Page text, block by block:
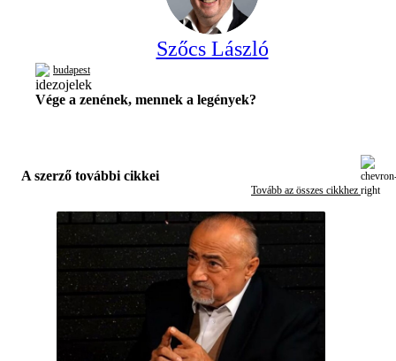
Szőcs László
budapest
Vége a zenének, mennek a legények?
A szerző további cikkei
Tovább az összes cikkhez